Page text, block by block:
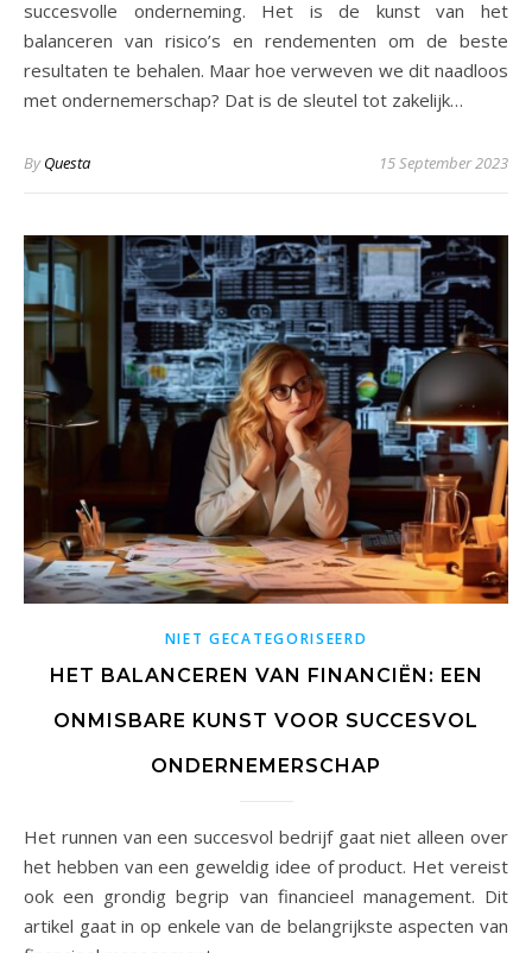
succesvolle onderneming. Het is de kunst van het
balanceren van risico’s en rendementen om de beste
resultaten te behalen. Maar hoe verweven we dit naadloos
met ondernemerschap? Dat is de sleutel tot zakelijk…
ByQuesta 15 September 2023
NIET GECATEGORISEERD
HET BALANCEREN VAN FINANCIËN: EEN
ONMISBARE KUNST VOOR SUCCESVOL
ONDERNEMERSCHAP
Het runnen van een succesvol bedrijf gaat niet alleen over
het hebben van een geweldig idee of product. Het vereist
ook een grondig begrip van financieel management. Dit
artikel gaat in op enkele van de belangrijkste aspecten van